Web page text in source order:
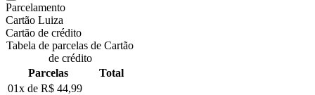
Parcelamento
Cartão Luiza
Cartão de crédito
Tabela de parcelas de Cartão
de crédito
Parcelas
Total
01x de R$ 44,99